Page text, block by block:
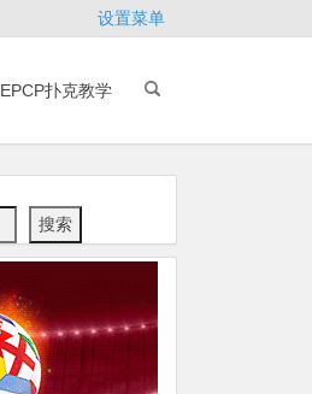
设置菜单
EPCP扑克教学
搜索